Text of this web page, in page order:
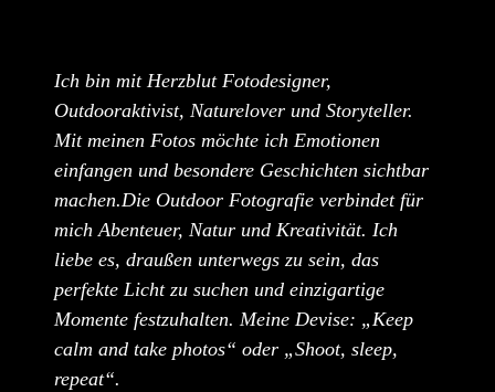
Ich bin mit Herzblut Fotodesigner,
Outdooraktivist, Naturelover und Storyteller.
Mit meinen Fotos möchte ich Emotionen
einfangen und besondere Geschichten sichtbar
machen.Die Outdoor Fotografie verbindet für
mich Abenteuer, Natur und Kreativität. Ich
liebe es, draußen unterwegs zu sein, das
perfekte Licht zu suchen und einzigartige
Momente festzuhalten. Meine Devise: „Keep
calm and take photos“ oder „Shoot, sleep,
repeat“.